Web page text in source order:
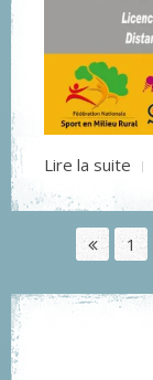
Lire la suite
1